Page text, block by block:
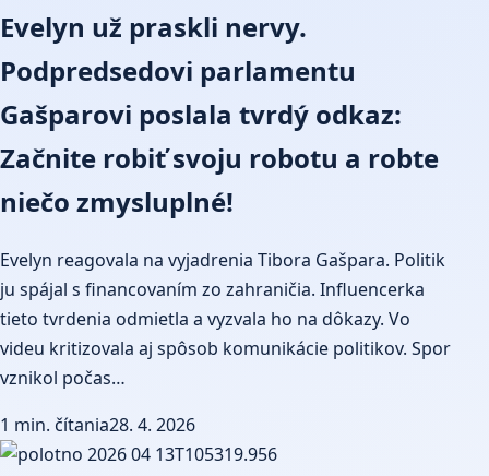
Evelyn už praskli nervy.
Podpredsedovi parlamentu
Gašparovi poslala tvrdý odkaz:
Začnite robiť svoju robotu a robte
niečo zmysluplné!
Evelyn reagovala na vyjadrenia Tibora Gašpara. Politik
ju spájal s financovaním zo zahraničia. Influencerka
tieto tvrdenia odmietla a vyzvala ho na dôkazy. Vo
videu kritizovala aj spôsob komunikácie politikov. Spor
vznikol počas…
1 min. čítania28. 4. 2026